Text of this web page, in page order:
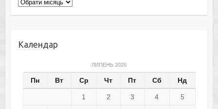
Архіви
Календар
ЛИПЕНЬ 2026
Пн Вт Ср Чт Пт Сб Нд
1 2 3 4 5